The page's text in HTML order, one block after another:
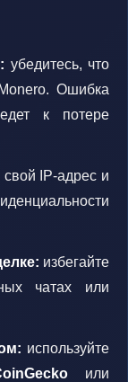
убедитесь, что
Ошибка
к потере
IP-адрес и
избегайте
чатах или
используйте
или